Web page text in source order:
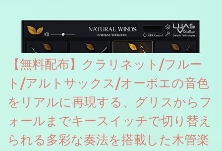
ソースを元に設計・改良した製品のようです。
【無料配布】クラリネット/フルー
ト/アルトサックス/オーボエの音色
をリアルに再現する、グリスからフ
ォールまでキースイッチで切り替え
られる多彩な奏法を搭載した木管楽